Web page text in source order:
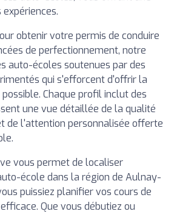
obtenir votre permis de conduire
de perfectionnement, notre
auto-écoles soutenues par des
qui s'efforcent d'offrir la
Chaque profil inclut des
une vue détaillée de la qualité
de l'attention personnalisée offerte
vous permet de localiser
école dans la région de Aulnay-
puissiez planifier vos cours de
Que vous débutiez ou